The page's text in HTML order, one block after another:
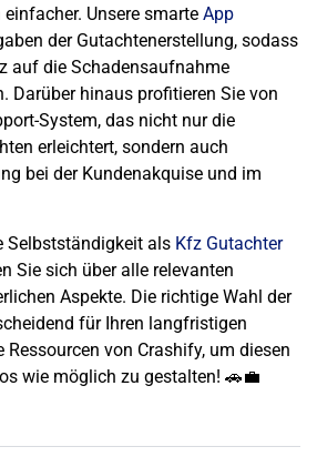
Unsere smarte App
der Gutachtenerstellung, sodass
auf die Schadensaufnahme
Darüber hinaus profitieren Sie von
System, das nicht nur die
erleichtert, sondern auch
bei der Kundenakquise und im
Selbstständigkeit als Kfz Gutachter
Sie sich über alle relevanten
Aspekte. Die richtige Wahl der
für Ihren langfristigen
Ressourcen von Crashify, um diesen
wie möglich zu gestalten! 🚗💼